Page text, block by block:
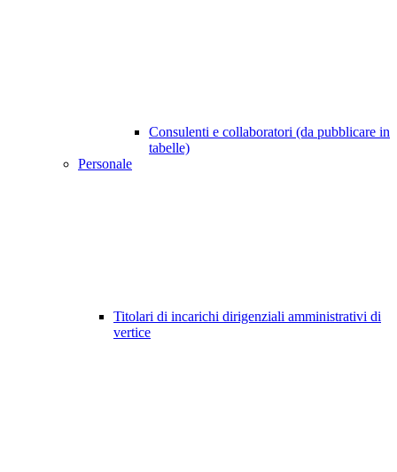
Consulenti e collaboratori (da pubblicare in
tabelle)
Personale
Titolari di incarichi dirigenziali amministrativi di
vertice